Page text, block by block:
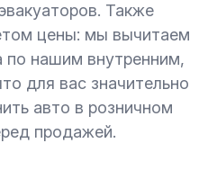
Также
цены: мы вычитаем
по нашим внутренним,
для вас значительно
авто в розничном
продажей.